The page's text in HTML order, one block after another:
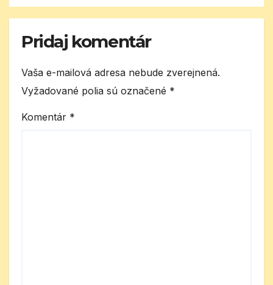
Pridaj komentár
Vaša e-mailová adresa nebude zverejnená.
Vyžadované polia sú označené *
Komentár *